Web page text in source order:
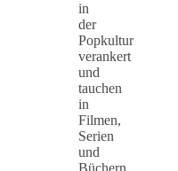
in
der
Popkultur
verankert
und
tauchen
in
Filmen,
Serien
und
Büchern